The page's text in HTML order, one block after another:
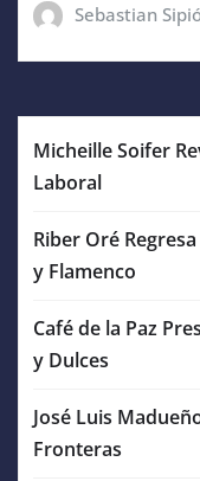
Sebastian
Micheille Soifer
Laboral
Riber Oré
y Flamenco
Café de la Paz
y Dulces
José Luis
Fronteras